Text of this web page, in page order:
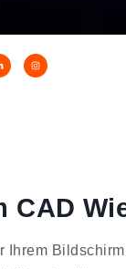
CAD
Ihrem